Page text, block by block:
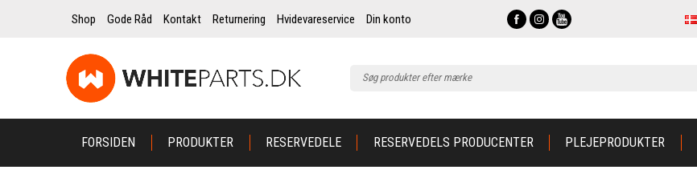
Shop Gode Råd Kontakt Returnering Hvidevareservice Din konto
FORSIDEN PRODUKTER RESERVEDELE RESERVEDELS PRODUCENTER PLEJEPRODUKTER